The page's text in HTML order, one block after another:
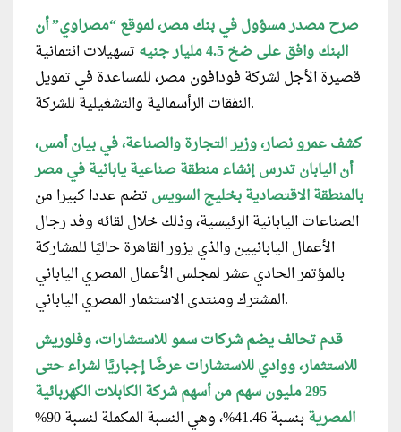
صرح مصدر مسؤول في بنك مصر، لموقع “مصراوي” أن
البنك وافق على ضخ 4.5 مليار جنيه
تسهيلات ائتمانية
قصيرة الأجل لشركة فودافون مصر، للمساعدة في تمويل
النفقات الرأسمالية والتشغيلية للشركة.
كشف عمرو نصار، وزير التجارة والصناعة، في بيان أمس،
أن اليابان تدرس إنشاء منطقة صناعية يابانية في مصر
بالمنطقة الاقتصادية بخليج السويس تضم عددا كبيرا من
الصناعات اليابانية الرئيسية، وذلك خلال لقائه وفد رجال
الأعمال اليابانيين والذي يزور القاهرة حاليًا للمشاركة
بالمؤتمر الحادي عشر لمجلس الأعمال المصري الياباني
المشترك ومنتدى الاستثمار المصري الياباني.
قدم تحالف يضم شركات سمو للاستشارات، وفلوريش
للاستثمار، ووادي للاستشارات عرضًا إجباريًا لشراء حتى
295 مليون سهم من أسهم شركة الكابلات الكهربائية
المصرية
بنسبة 41.46%، وهي النسبة المكملة لنسبة 90%